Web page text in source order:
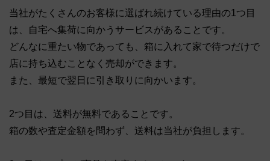
当社がたくさんのお客様に選ばれ続けている理由の1つ目
は、自宅へ集荷に向かうサービスがあることです。
どんなに重たい物であっても、箱に入れて家で待つだけで
店に持ち込むことなく売却ができます。
また、最短で翌日に引き取りに向かいます。
2つ目は、送料が無料であることです。
箱の数や査定金額を問わず、送料は当社が負担します。